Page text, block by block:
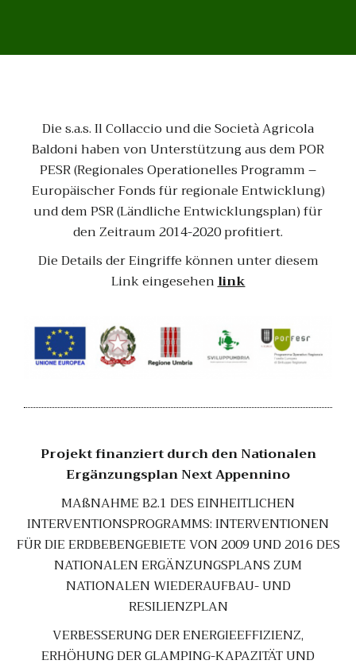
Die s.a.s. Il Collaccio und die Società Agricola
Baldoni haben von Unterstützung aus dem POR
PESR (Regionales Operationelles Programm –
Europäischer Fonds für regionale Entwicklung)
und dem PSR (Ländliche Entwicklungsplan) für
den Zeitraum 2014-2020 profitiert.
Die Details der Eingriffe können unter diesem
Link eingesehenlink
Projekt finanziert durch den Nationalen
Ergänzungsplan Next Appennino
MAßNAHME B2.1 DES EINHEITLICHEN
INTERVENTIONSPROGRAMMS: INTERVENTIONEN
FÜR DIE ERDBEBENGEBIETE VON 2009 UND 2016 DES
NATIONALEN ERGÄNZUNGSPLANS ZUM
NATIONALEN WIEDERAUFBAU- UND
RESILIENZPLAN
VERBESSERUNG DER ENERGIEEFFIZIENZ,
ERHÖHUNG DER GLAMPING-KAPAZITÄT UND